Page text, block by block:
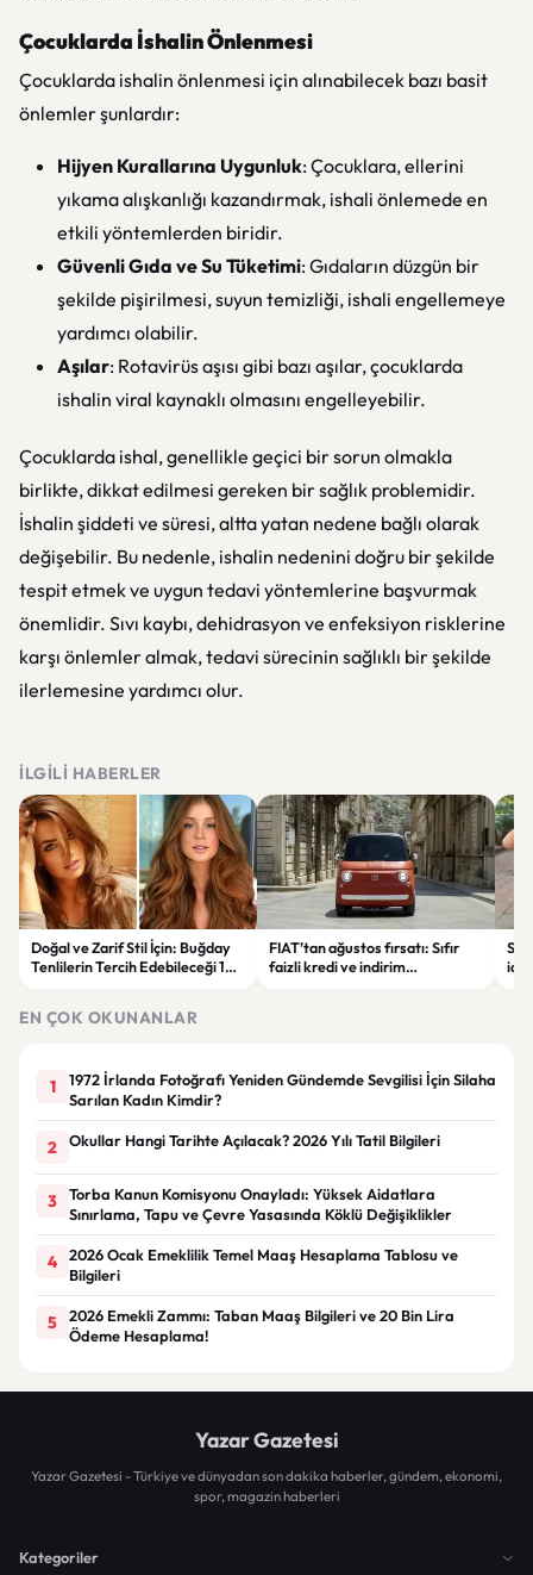
Çocuklarda İshalin Önlenmesi
Çocuklarda ishalin önlenmesi için alınabilecek bazı basit
önlemler şunlardır:
Hijyen Kurallarına Uygunluk: Çocuklara, ellerini
yıkama alışkanlığı kazandırmak, ishali önlemede en
etkili yöntemlerden biridir.
Güvenli Gıda ve Su Tüketimi: Gıdaların düzgün bir
şekilde pişirilmesi, suyun temizliği, ishali engellemeye
yardımcı olabilir.
Aşılar: Rotavirüs aşısı gibi bazı aşılar, çocuklarda
ishalin viral kaynaklı olmasını engelleyebilir.
Çocuklarda ishal, genellikle geçici bir sorun olmakla
birlikte, dikkat edilmesi gereken bir sağlık problemidir.
İshalin şiddeti ve süresi, altta yatan nedene bağlı olarak
değişebilir. Bu nedenle, ishalin nedenini doğru bir şekilde
tespit etmek ve uygun tedavi yöntemlerine başvurmak
önemlidir. Sıvı kaybı, dehidrasyon ve enfeksiyon risklerine
karşı önlemler almak, tedavi sürecinin sağlıklı bir şekilde
ilerlemesine yardımcı olur.
İLGILI HABERLER
Doğal ve Zarif Stil İçin: Buğday
Tenlilerin Tercih Edebileceği 10
FIAT’tan ağustos fırsatı: Sıfır
faizli kredi ve indirim
EN ÇOK OKUNANLAR
1
1972 İrlanda Fotoğrafı Yeniden Gündemde Sevgilisi İçin Silaha
Sarılan Kadın Kimdir?
2 Okullar Hangi Tarihte Açılacak? 2026 Yılı Tatil Bilgileri
3
Torba Kanun Komisyonu Onayladı: Yüksek Aidatlara
Sınırlama, Tapu ve Çevre Yasasında Köklü Değişiklikler
4
2026 Ocak Emeklilik Temel Maaş Hesaplama Tablosu ve
Bilgileri
5
2026 Emekli Zammı: Taban Maaş Bilgileri ve 20 Bin Lira
Ödeme Hesaplama!
Yazar Gazetesi
Yazar Gazetesi - Türkiye ve dünyadan son dakika haberler, gündem, ekonomi,
spor, magazin haberleri
Kategoriler